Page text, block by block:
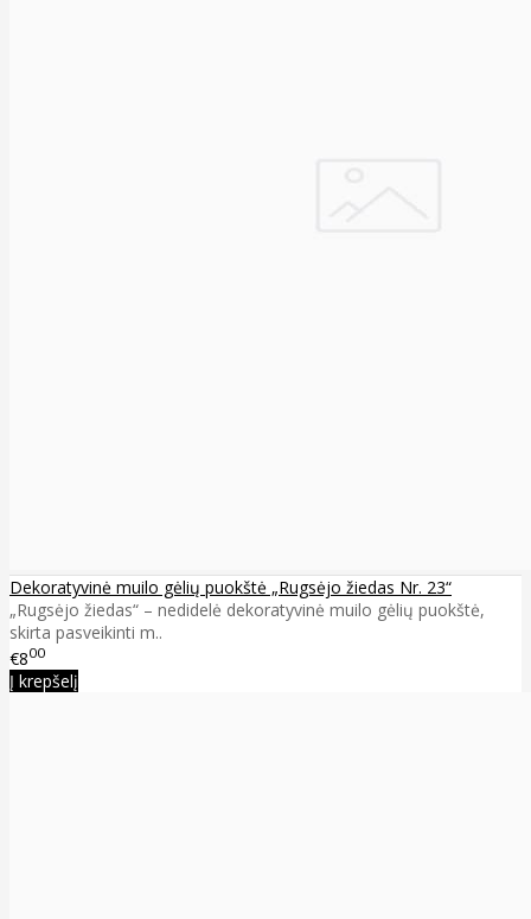
Dekoratyvinė muilo gėlių puokštė „Rugsėjo žiedas Nr. 23“
„Rugsėjo žiedas“ – nedidelė dekoratyvinė muilo gėlių puokštė,
skirta pasveikinti m..
€800
Į krepšelį